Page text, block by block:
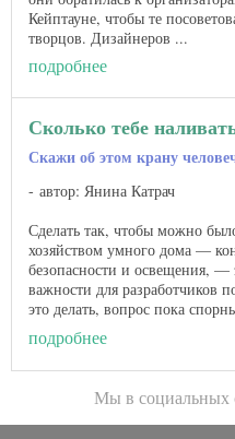
Кейптауне, чтобы те
творцов. Дизайнеров ...
подробнее
Сколько тебе
Скажи об этом крану
автор: Янина Катрач
Сделать так, чтобы можно
хозяйством умного дома —
безопасности и освещения, —
важности для разработчиков
это делать, вопрос пока
подробнее
Мы в социальных